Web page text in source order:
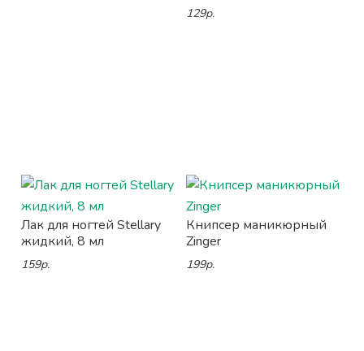
129р.
Лак для ногтей Stellary
жидкий, 8 мл
159р.
Книпсер маникюрный
Zinger
199р.